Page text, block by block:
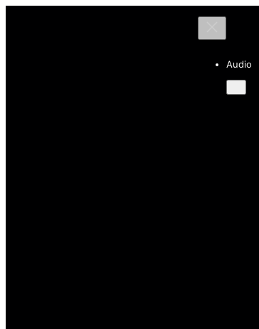
Audio